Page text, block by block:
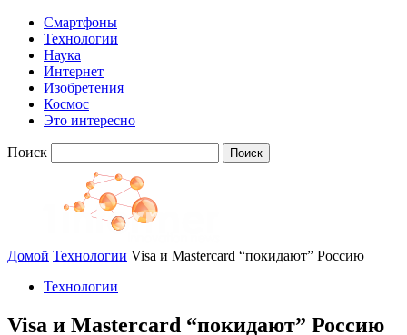
Смартфоны
Технологии
Наука
Интернет
Изобретения
Космос
Это интересно
Поиск
Домой Технологии Visa и Mastercard “покидают” Россию
Технологии
Visa и Mastercard “покидают” Россию